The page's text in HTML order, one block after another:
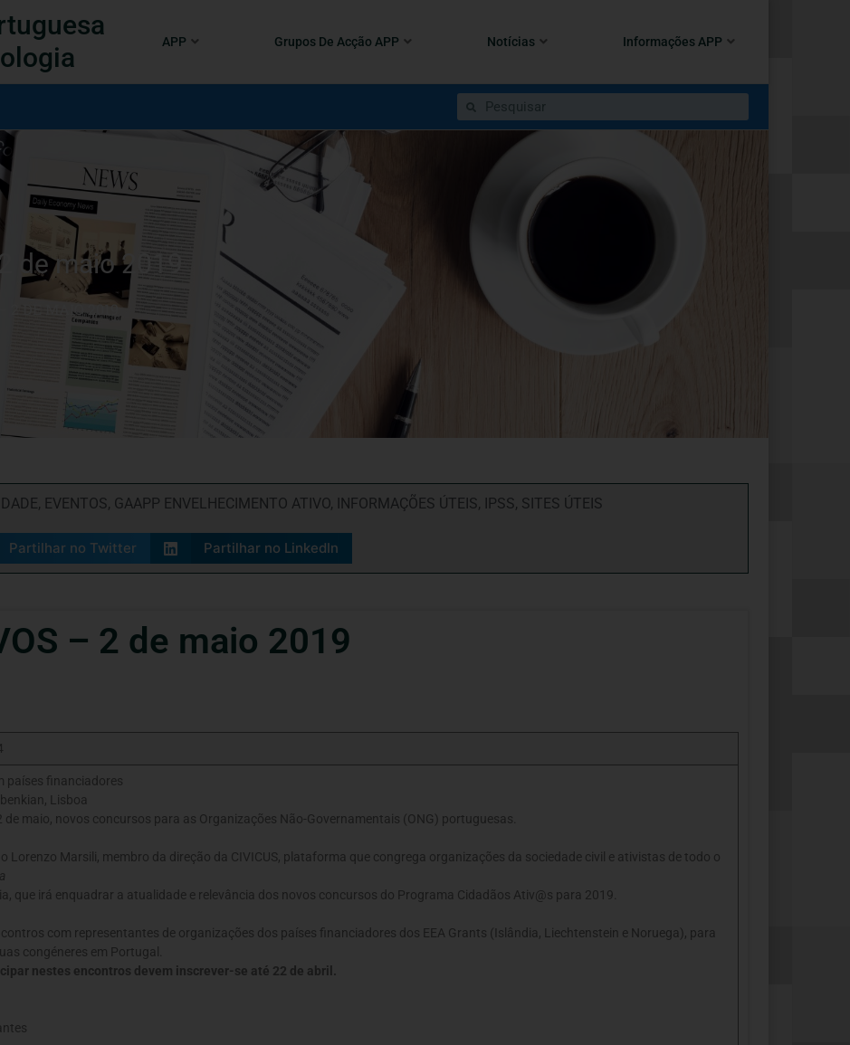
APP Grupos De Acção APP Notícias Informações APP
de maio 2019
2 DE MAIO 2019
, EVENTOS, GAAPP ENVELHECIMENTO ATIVO, INFORMAÇÕES ÚTEIS, IPSS, SITES ÚTEIS
Partilhar no Twitter Partilhar no LinkedIn
– 2 de maio 2019
países financiadores
Lisboa
maio, novos concursos para as Organizações Não-Governamentais (ONG) portuguesas.
Lorenzo Marsili, membro da direção da CIVICUS, plataforma que congrega organizações da sociedade civil e ativistas de todo o
que irá enquadrar a atualidade e relevância dos novos concursos do Programa Cidadãos Ativ@s para 2019.
com representantes de organizações dos países financiadores dos EEA Grants (Islândia, Liechtenstein e Noruega), para
congéneres em Portugal.
nestes encontros devem inscrever-se até 22 de abril.